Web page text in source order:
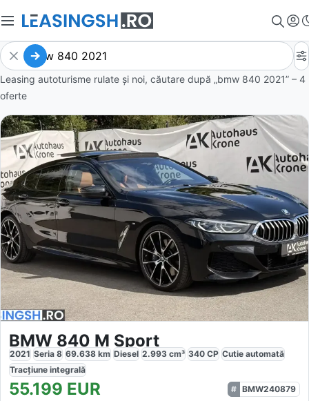
Leasing autoturisme rulate și noi, căutare după „bmw 840 2021” – 4
oferte
BMW 840 M Sport
2021 Seria 8 69.638 km Diesel 2.993 cm³ 340 CP Cutie automată
Tracțiune integrală
55.199 EUR
BMW240879